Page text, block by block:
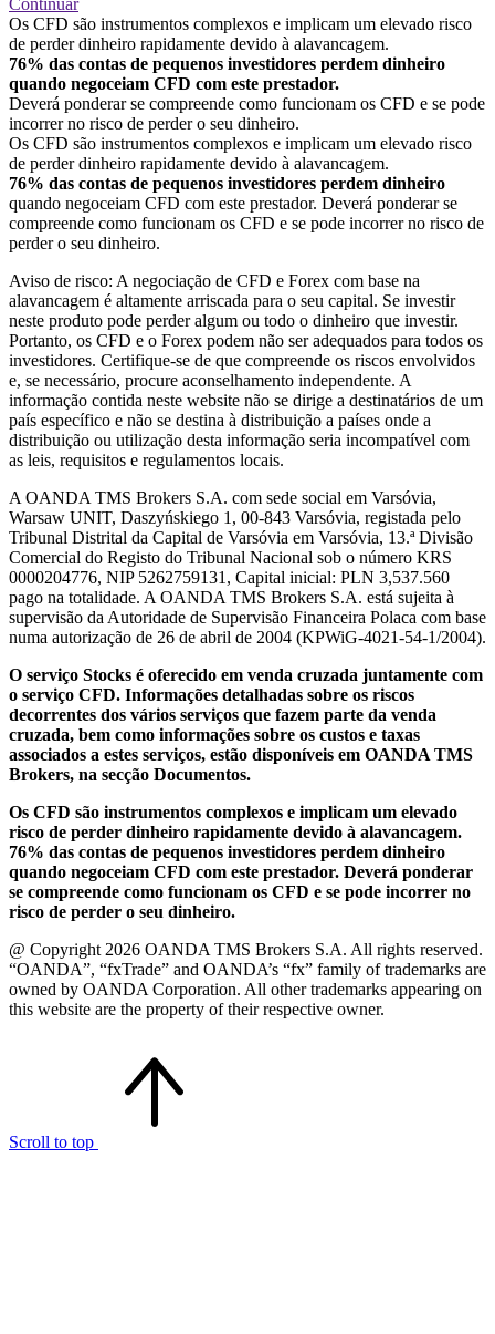
Os CFD são instrumentos complexos e implicam um elevado risco
de perder dinheiro rapidamente devido à alavancagem.
76% das contas de pequenos investidores perdem dinheiro
quando negoceiam CFD com este prestador.
Deverá ponderar se compreende como funcionam os CFD e se pode
incorrer no risco de perder o seu dinheiro.
Os CFD são instrumentos complexos e implicam um elevado risco
de perder dinheiro rapidamente devido à alavancagem.
76% das contas de pequenos investidores perdem dinheiro
quando negoceiam CFD com este prestador. Deverá ponderar se
compreende como funcionam os CFD e se pode incorrer no risco de
perder o seu dinheiro.
Aviso de risco: A negociação de CFD e Forex com base na
alavancagem é altamente arriscada para o seu capital. Se investir
neste produto pode perder algum ou todo o dinheiro que investir.
Portanto, os CFD e o Forex podem não ser adequados para todos os
investidores. Certifique-se de que compreende os riscos envolvidos
e, se necessário, procure aconselhamento independente. A
informação contida neste website não se dirige a destinatários de um
país específico e não se destina à distribuição a países onde a
distribuição ou utilização desta informação seria incompatível com
as leis, requisitos e regulamentos locais.
A OANDA TMS Brokers S.A. com sede social em Varsóvia,
Warsaw UNIT, Daszyńskiego 1, 00-843 Varsóvia, registada pelo
Tribunal Distrital da Capital de Varsóvia em Varsóvia, 13.ª Divisão
Comercial do Registo do Tribunal Nacional sob o número KRS
0000204776, NIP 5262759131, Capital inicial: PLN 3,537.560
pago na totalidade. A OANDA TMS Brokers S.A. está sujeita à
supervisão da Autoridade de Supervisão Financeira Polaca com base
numa autorização de 26 de abril de 2004 (KPWiG-4021-54-1/2004).
O serviço Stocks é oferecido em venda cruzada juntamente com
o serviço CFD. Informações detalhadas sobre os riscos
decorrentes dos vários serviços que fazem parte da venda
cruzada, bem como informações sobre os custos e taxas
associados a estes serviços, estão disponíveis em OANDA TMS
Brokers, na secção Documentos.
Os CFD são instrumentos complexos e implicam um elevado
risco de perder dinheiro rapidamente devido à alavancagem.
76% das contas de pequenos investidores perdem dinheiro
quando negoceiam CFD com este prestador. Deverá ponderar
se compreende como funcionam os CFD e se pode incorrer no
risco de perder o seu dinheiro.
@ Copyright 2026 OANDA TMS Brokers S.A. All rights reserved.
“OANDA”, “fxTrade” and OANDA’s “fx” family of trademarks are
owned by OANDA Corporation. All other trademarks appearing on
this website are the property of their respective owner.
Scroll to top